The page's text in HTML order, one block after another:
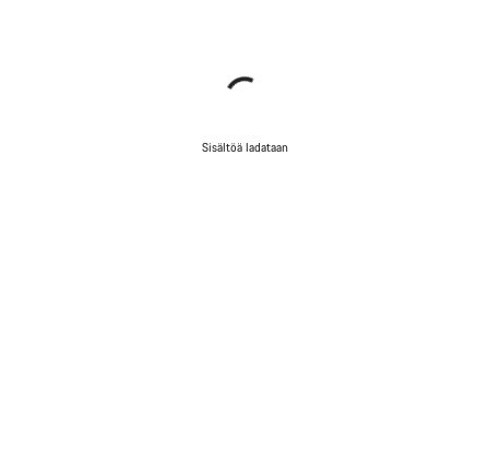
Sisältöä ladataan